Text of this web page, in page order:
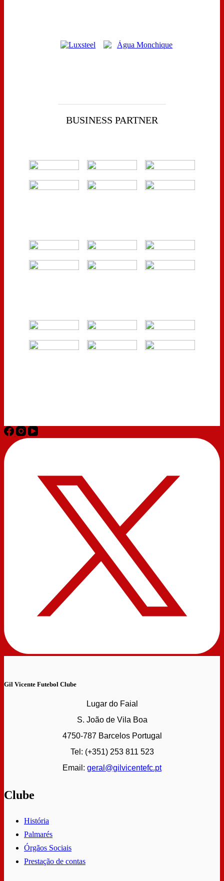
BUSINESS PARTNER
Gil Vicente Futebol Clube
Lugar do Faial
S. João de Vila Boa
4750-787 Barcelos Portugal
Tel: (+351) 253 811 523
Email: geral@gilvicentefc.pt
Clube
História
Palmarés
Órgãos Sociais
Prestação de contas